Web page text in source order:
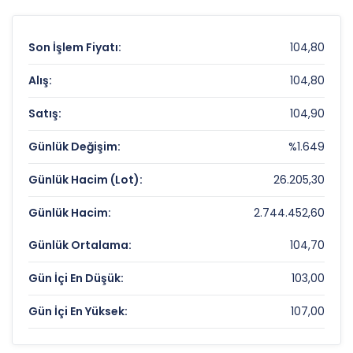
Son İşlem Fiyatı: 104,80
Alış: 104,80
Satış: 104,90
Günlük Değişim: %1.649
Günlük Hacim (Lot): 26.205,30
Günlük Hacim: 2.744.452,60
Günlük Ortalama: 104,70
Gün İçi En Düşük: 103,00
Gün İçi En Yüksek: 107,00